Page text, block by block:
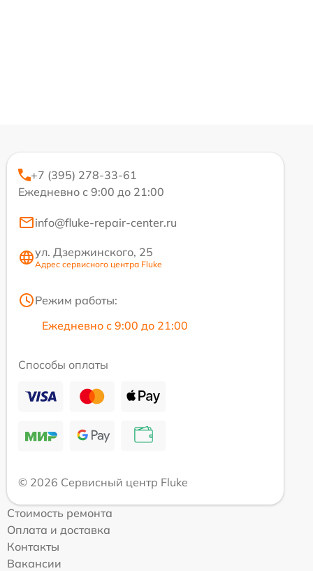
+7 (395) 278-33-61
Ежедневно с 9:00 до 21:00
info@fluke-repair-center.ru
ул. Дзержинского, 25
Адрес сервисного центра Fluke
Режим работы:
Ежедневно с 9:00 до 21:00
Способы оплаты
© 2026 Сервисный центр Fluke
Стоимость ремонта
Оплата и доставка
Контакты
Вакансии